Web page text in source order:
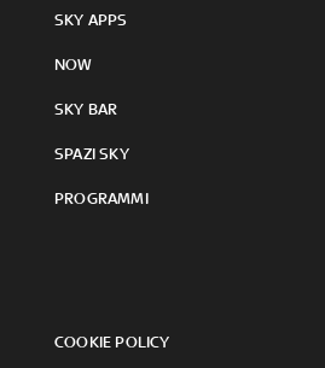
SKY APPS
NOW
SKY BAR
SPAZI SKY
PROGRAMMI
COOKIE POLICY